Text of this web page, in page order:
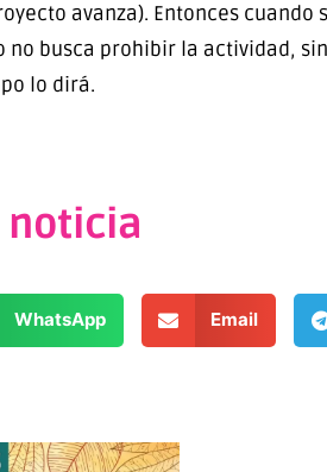
avanza). Entonces
no busca prohibir la actividad,
lo dirá.
noticia
WhatsApp Email